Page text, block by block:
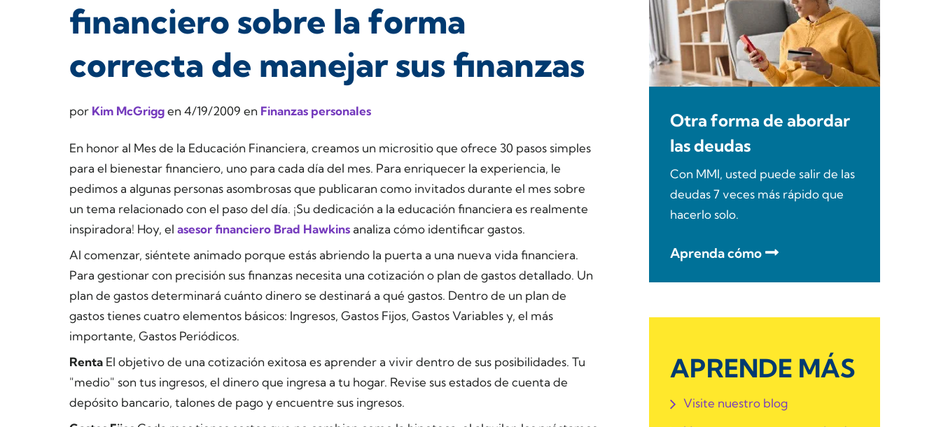
financiero sobre la forma
correcta de manejar sus finanzas
por Kim McGriggen 4/19/2009 en Finanzas personales
En honor al Mes de la Educación Financiera, creamos un micrositio que ofrece 30 pasos simples
para el bienestar financiero, uno para cada día del mes. Para enriquecer la experiencia, le
pedimos a algunas personas asombrosas que publicaran como invitados durante el mes sobre
un tema relacionado con el paso del día. ¡Su dedicación a la educación financiera es realmente
inspiradora! Hoy, el asesor financiero Brad Hawkins analiza cómo identificar gastos.
Al comenzar, siéntete animado porque estás abriendo la puerta a una nueva vida financiera.
Para gestionar con precisión sus finanzas necesita una cotización o plan de gastos detallado. Un
plan de gastos determinará cuánto dinero se destinará a qué gastos. Dentro de un plan de
gastos tienes cuatro elementos básicos: Ingresos, Gastos Fijos, Gastos Variables y, el más
importante, Gastos Periódicos.
Renta El objetivo de una cotización exitosa es aprender a vivir dentro de sus posibilidades. Tu
"medio" son tus ingresos, el dinero que ingresa a tu hogar. Revise sus estados de cuenta de
depósito bancario, talones de pago y encuentre sus ingresos.
Otra forma de abordar
las deudas
Con MMI, usted puede salir de las
deudas 7 veces más rápido que
hacerlo solo.
Aprenda cómo
APRENDE MÁS
Visite nuestro blog